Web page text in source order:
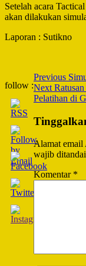
Setelah acara
akan dilakukan
Laporan : Sutikno
follow :
Post
Navigation
Previous
Next
Pelatihan di
Alamat email
wajib ditandai
Komentar *